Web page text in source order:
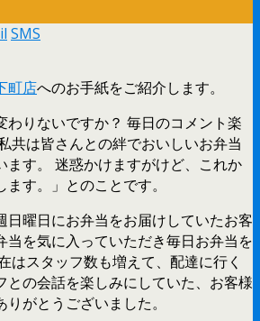
SMS
町店へのお手紙をご紹介します。
わりないですか？ 毎日のコメント楽
共は皆さんとの絆でおいしいお弁当
ます。 迷惑かけますがけど、これか
す。」とのことです。
日曜日にお弁当をお届けしていたお客
当を気に入っていただき毎日お弁当を
はスタッフ数も増えて、配達に行く
との会話を楽しみにしていた、お客様
がとうございました。